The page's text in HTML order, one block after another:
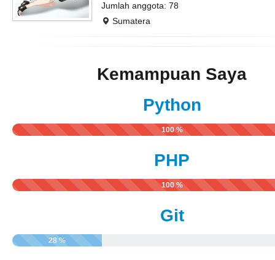
Jumlah anggota: 78
Sumatera
Kemampuan Saya
Python
100 %
PHP
100 %
Git
28 %